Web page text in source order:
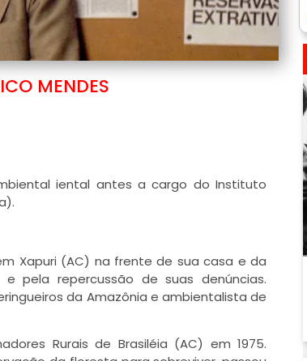
MENDES
iental antes a cargo do Instituto
Xapuri (AC) na frente de sua casa e da
pela repercussão de suas denúncias.
da Amazônia e ambientalista de
Rurais de Brasiléia (AC) em 1975.